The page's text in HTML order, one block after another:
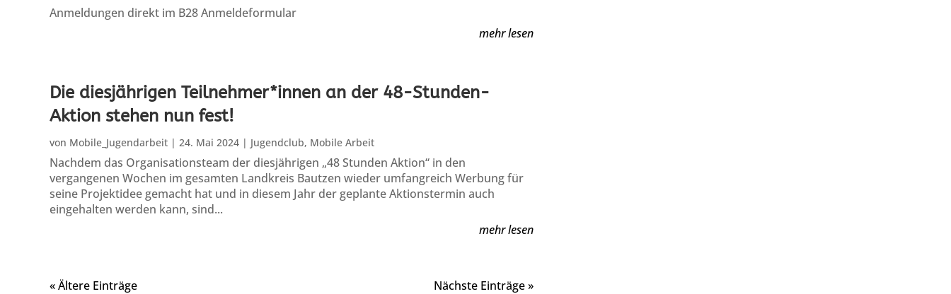
Anmeldungen direkt im B28 Anmeldeformular
mehr lesen
Die diesjährigen Teilnehmer*innen an der 48-Stunden-
Aktion stehen nun fest!
von Mobile_Jugendarbeit| 24. Mai 2024| Jugendclub, Mobile Arbeit
Nachdem das Organisationsteam der diesjährigen „48 Stunden Aktion“ in den
vergangenen Wochen im gesamten Landkreis Bautzen wieder umfangreich Werbung für
seine Projektidee gemacht hat und in diesem Jahr der geplante Aktionstermin auch
eingehalten werden kann, sind...
mehr lesen
« Ältere Einträge Nächste Einträge »